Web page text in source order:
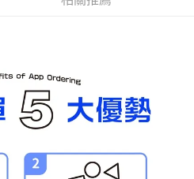
上)免運費
上)免運費
上)免運費